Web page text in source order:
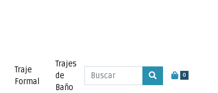
0
Traje
Formal
Trajes
de
Baño